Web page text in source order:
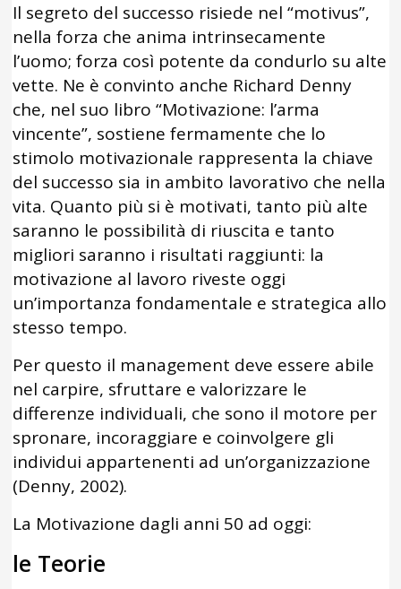
Il segreto del successo risiede nel “motivus”,
nella forza che anima intrinsecamente
l’uomo; forza così potente da condurlo su alte
vette. Ne è convinto anche Richard Denny
che, nel suo libro “Motivazione: l’arma
vincente”, sostiene fermamente che lo
stimolo motivazionale rappresenta la chiave
del successo sia in ambito lavorativo che nella
vita. Quanto più si è motivati, tanto più alte
saranno le possibilità di riuscita e tanto
migliori saranno i risultati raggiunti: la
motivazione al lavoro riveste oggi
un’importanza fondamentale e strategica allo
stesso tempo.
Per questo il management deve essere abile
nel carpire, sfruttare e valorizzare le
differenze individuali, che sono il motore per
spronare, incoraggiare e coinvolgere gli
individui appartenenti ad un’organizzazione
(Denny, 2002).
La Motivazione dagli anni 50 ad oggi:
le Teorie